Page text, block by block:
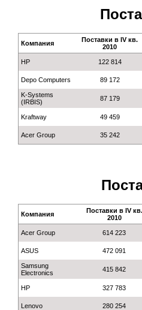
Компания
Поставки в IV кв.
2010
HP 122 814
Depo Computers 89 172
K-Systems
(IRBIS)
87 179
Kraftway 49 459
Acer Group 35 242
Компания
Поставки в IV кв.
2010
Acer Group 614 223
ASUS 472 091
Samsung
Electronics
415 842
HP 327 783
Lenovo 280 254